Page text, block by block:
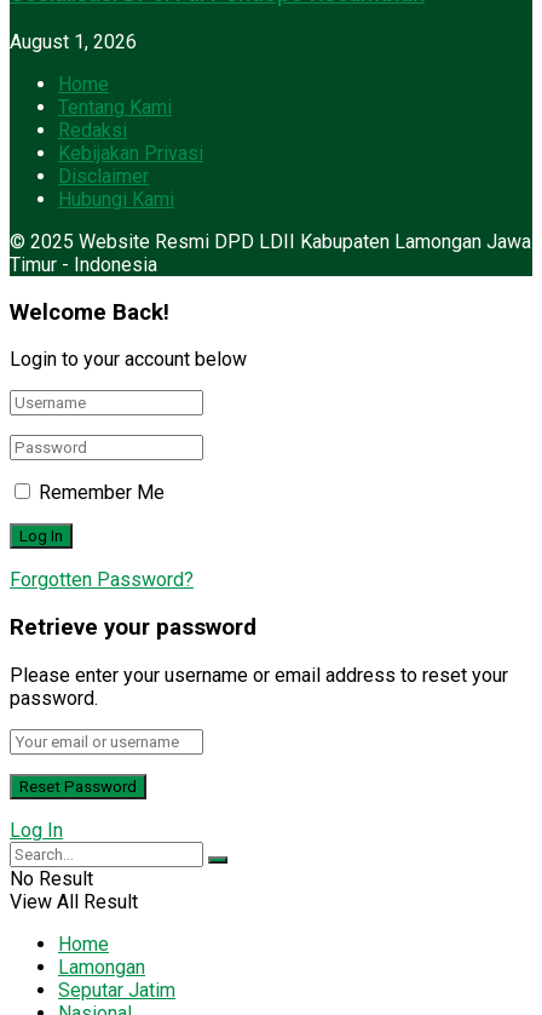
August 1, 2026
Home
Tentang Kami
Redaksi
Kebijakan Privasi
Disclaimer
Hubungi Kami
© 2025 Website Resmi DPD LDII Kabupaten Lamongan Jawa
Timur - Indonesia
Welcome Back!
Login to your account below
Remember Me
Forgotten Password?
Retrieve your password
Please enter your username or email address to reset your
password.
Log In
No Result
View All Result
Home
Lamongan
Seputar Jatim